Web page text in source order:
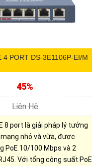
4 PORT DS-3E1106P-EI/M
45%
Liên Hệ
8 port là giải pháp lý tưởng
nhỏ và vừa, được
PoE 10/100 Mbps và 2
Với tổng công suất PoE